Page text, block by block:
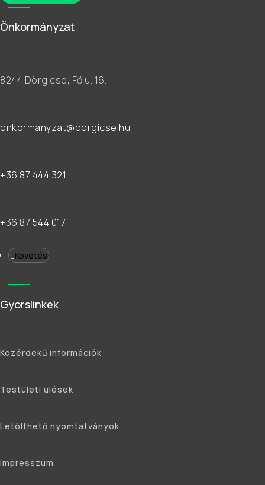
Önkormányzat
8244 Dörgicse, Fő u. 16.
onkormanyzat@dorgicse.hu
+36 87 444 321
+36 87 544 017
Követés
Gyorslinkek
Közérdekű információk
Testületi ülések
Letölthető nyomtatványok
Impresszum